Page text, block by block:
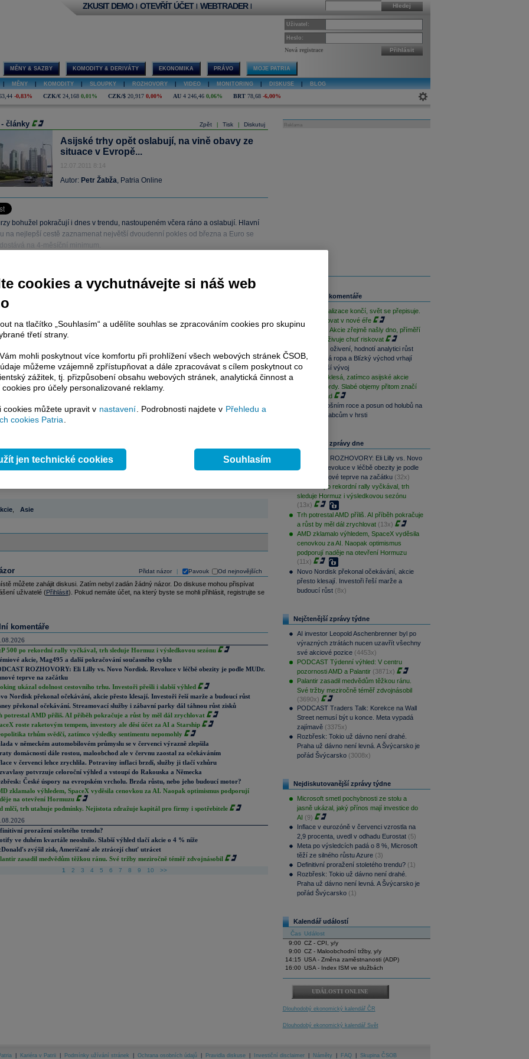
Hledej
ZKUSIT DEMO | OTEVŘÍT ÚČET | WEBTRADER |
Uživatel:
Heslo:
Nová registrace Přihlásit
MĚNY & SAZBY KOMODITY & DERIVÁTY EKONOMIKA PRÁVO MOJE PATRIA
MĚNY KOMODITY SLOUPKY ROZHOVORY VIDEO MONITORING DISKUSE BLOG
-0,83% CZK/€ 24,168 0,01% CZK/$ 20,917 0,00% AU 4 246,46 0,06% BRT 78,68 -6,00%
Zpět Tisk Diskutuj
- články
Asijské trhy opět oslabují, na vině obavy ze
situace v Evropě...
12.07.2011 8:14
Autor: Petr Žabža, Patria Online
bohužel pokračují i dnes v trendu, nastoupeném včera ráno a oslabují. Hlavní
na nejlepší cestě zaznamenat největší dvoudenní pokles od března a Euro se
na 4-měsíční minimum.
článku je dostupné jen klientům placených služeb
Plus
placeného informačního servisu získáte
bez jakýchkoliv omezení. Veškeré
komentáře a horké zprávy jsou
terminálovou metodou (bez nutnosti obnovovat stránku) bez
a v plné verzi.
zpravodajství, ale i další služby získáte v Patria Plus / Investor Plus -
avaluace, ekonomickéfundamenty kalkulátory...více
, Asie
Přidat názor Pavouk Od nejnovějších
můžete zahájit diskusi. Zatím nebyl zadán žádný názor. Do diskuse mohou přispívat
uživatelé (Přihlásit). Pokud nemáte účet, na který byste se mohli přihlásit, registrujte se
komentáře
500 po rekordní rally vyčkával, trh sleduje Hormuz i výsledkovou sezónu
akcie, Mag495 a další pokračování současného cyklu
ROZHOVORY: Eli Lilly vs. Novo Nordisk. Revoluce v léčbě obezity je podle MUDr.
teprve na začátku
ukázal odolnost cestovního trhu. Investoři přešli i slabší výhled
Nordisk překonal očekávání, akcie přesto klesají. Investoři řeší marže a budoucí růst
překonal očekávání. Streamovací služby i zábavní parky dál táhnou růst zisků
potrestal AMD příliš. AI příběh pokračuje a růst by měl dál zrychlovat
roste raketovým tempem, investory ale děsí účet za AI a Starship
trhům svědčí, zatímco výsledky sentimentu nepomohly
v německém automobilovém průmyslu se v červenci výrazně zlepšila
domácností dále rostou, maloobchod ale v červnu zaostal za očekáváním
v červenci lehce zrychlila. Potraviny inflaci brzdí, služby ji tlačí vzhůru
potvrzuje celoroční výhled a vstoupí do Rakouska a Německa
České úspory na evropském vrcholu. Brzda růstu, nebo jeho budoucí motor?
zklamalo výhledem, SpaceX vyděsila cenovkou za AI. Naopak optimismus podporují
na otevření Hormuzu
mlčí, trh utahuje podmínky. Nejistota zdražuje kapitál pro firmy i spotřebitele
proražení stoletého trendu?
ve duhém kvartále neoslnilo. Slabší výhled tlačí akcie o 4 % níže
zvýšil zisk, Američané ale ztrácejí chuť utrácet
zasadil medvědům těžkou ránu. Své tržby meziročně téměř zdvojnásobil
1 2 3 4 5 6 7 8 9 10 >>
Reklama
Související komentáře
Levná globalizace končí, svět se přepisuje.
Jak investovat v nové éře
JPMorgan: Akcie zřejmě našly dno, příměří
s Íránem oživuje chuť riskovat
Jen úlevné oživení, hodnotí analytici růst
akcií. Drahá ropa a Blízký východ vrhají
stín na další vývoj
Bitcoin dál klesá, zatímco asijské akcie
lámou rekordy. Slabé objemy přitom značí
další propad
Zisky v letošním roce a posun od holubů na
střeše k vrabcům v hrsti
Nejčtenější zprávy dne
PODCAST ROZHOVORY: Eli Lilly vs. Novo
Nordisk. Revoluce v léčbě obezity je podle
MUDr. Kunové teprve na začátku (32x)
S&P 500 po rekordní rally vyčkával, trh
sleduje Hormuz i výsledkovou sezónu
(13x)
Trh potrestal AMD příliš. AI příběh pokračuje
a růst by měl dál zrychlovat (13x)
AMD zklamalo výhledem, SpaceX vyděsila
cenovkou za AI. Naopak optimismus
podporují naděje na otevření Hormuzu
(11x)
Novo Nordisk překonal očekávání, akcie
přesto klesají. Investoři řeší marže a
budoucí růst (8x)
Nejčtenější zprávy týdne
AI investor Leopold Aschenbrenner byl po
výrazných ztrátách nucen uzavřít všechny
své akciové pozice (4453x)
PODCAST Týdenní výhled: V centru
pozornosti AMD a Palantir (3871x)
Palantir zasadil medvědům těžkou ránu.
Své tržby meziročně téměř zdvojnásobil
(3690x)
PODCAST Traders Talk: Korekce na Wall
Street nemusí být u konce. Meta vypadá
zajímavě (3375x)
Rozbřesk: Tokio už dávno není drahé.
Praha už dávno není levná. A Švýcarsko je
pořád Švýcarsko (3008x)
Nejdiskutovanější zprávy týdne
Microsoft smetl pochybnosti ze stolu a
jasně ukázal, jaký přínos mají investice do
AI (9)
Inflace v eurozóně v červenci vzrostla na
2,9 procenta, uvedl v odhadu Eurostat (5)
Meta po výsledcích padá o 8 %, Microsoft
těží ze silného růstu Azure (3)
Definitivní proražení stoletého trendu? (1)
Rozbřesk: Tokio už dávno není drahé.
Praha už dávno není levná. A Švýcarsko je
pořád Švýcarsko (1)
Kalendář událostí
Čas Událost
9:00 CZ - CPI, y/y
9:00 CZ - Maloobchodní tržby, y/y
14:15 USA - Změna zaměstnanosti (ADP)
16:00 USA - Index ISM ve službách
UDÁLOSTI ONLINE
Dlouhodobý ekonomický kalendář ČR
Dlouhodobý ekonomický kalendář Svět
Kariéra v Patrii Podmínky užívání stránek Ochrana osobních údajů Pravidla diskuse Investiční disclaimer Náměty FAQ Skupina ČSOB
cookies a vychutnávejte si náš web
na tlačítko „Souhlasím“ a udělíte souhlas se zpracováním cookies pro skupinu
třetí strany.
mohli poskytnout více komfortu při prohlížení všech webových stránek ČSOB,
můžeme vzájemně zpřístupňovat a dále zpracovávat s cílem poskytnout co
zážitek, tj. přizpůsobení obsahu webových stránek, analytická činnost a
pro účely personalizované reklamy.
cookies můžete upravit v nastavení . Podrobnosti najdete v Přehledu a
cookies Patria
jen technické cookies Souhlasím